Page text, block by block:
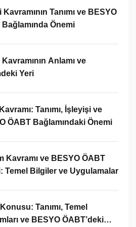
Kavramının Tanımı ve BESYO
Önemi
Anlamı ve
Yeri
Tanımı, İşleyişi ve
ÖABT Bağlamındaki Önemi
Kavramı ve BESYO ÖABT
Temel Bilgiler ve Uygulamalar
Tanımı, Temel
ve BESYO ÖABT’deki